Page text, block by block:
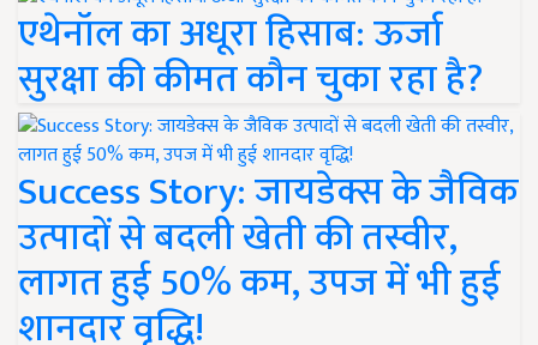
एथेनॉल का अधूरा हिसाब: ऊर्जा
सुरक्षा की कीमत कौन चुका रहा है?
Success Story: जायडेक्स के जैविक
उत्पादों से बदली खेती की तस्वीर,
लागत हुई 50% कम, उपज में भी हुई
शानदार वृद्धि!